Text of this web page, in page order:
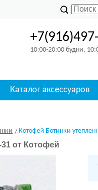
10:00-20:00 будни,
Каталог аксессуаров
Котофей Ботинки
от Котофей